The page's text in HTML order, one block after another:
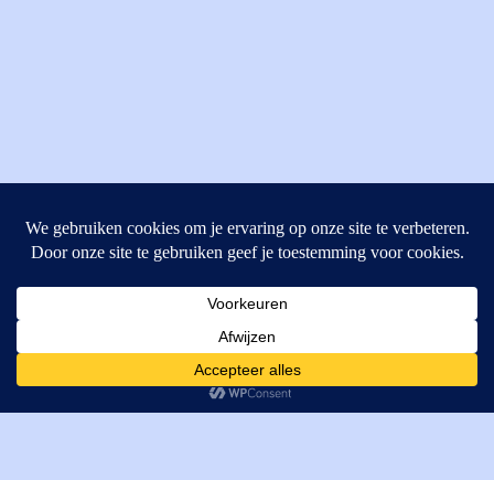
4462GE, Goes
T: +31 (0) 111-484438
M:parts@mitechniek.nl
VAT: NL862802295B01
Cookies helpen ons bij het leveren van onze diensten. Door
gebruik te maken van onze diensten, gaat u akkoord met ons
gebruik van cookies.